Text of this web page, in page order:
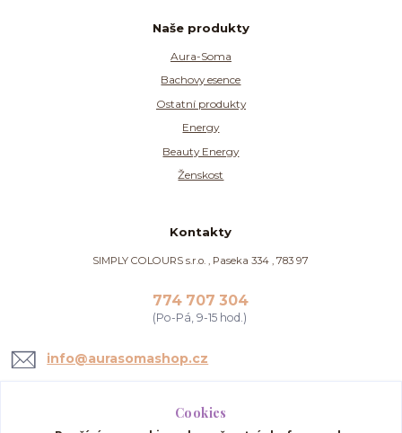
Naše produkty
Aura-Soma
Bachovy esence
Ostatní produkty
Energy
Beauty Energy
Ženskost
Kontakty
SIMPLY COLOURS s.r.o. , Paseka 334 , 783 97
774 707 304
(Po-Pá, 9-15 hod.)
info@aurasomashop.cz
Cookies